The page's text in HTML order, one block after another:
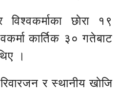
छाेरा १९
कार्तिक ३० गतेबाट
।
र स्थानीय खाेजि